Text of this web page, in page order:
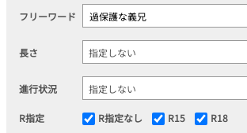
フリーワード
長さ
進行状況
R指定 R指定なし R15 R18